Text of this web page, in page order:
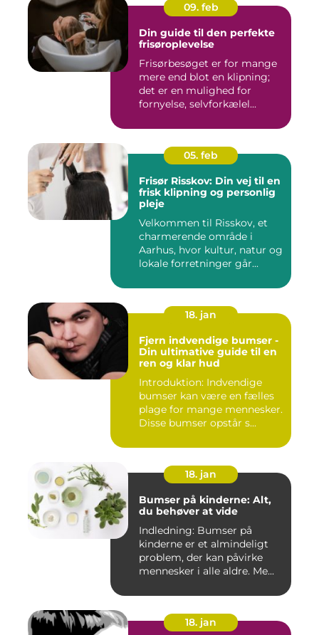
09. feb
Din guide til den perfekte
frisøroplevelse
Frisørbesøget er for mange
mere end blot en klipning;
det er en mulighed for
fornyelse, selvforkælel...
05. feb
Frisør Risskov: Din vej til en
frisk klipning og personlig
pleje
Velkommen til Risskov, et
charmerende område i
Aarhus, hvor kultur, natur og
lokale forretninger går...
18. jan
Fjern indvendige bumser -
Din ultimative guide til en
ren og klar hud
Introduktion: Indvendige
bumser kan være en fælles
plage for mange mennesker.
Disse bumser opstår s...
18. jan
Bumser på kinderne: Alt,
du behøver at vide
Indledning: Bumser på
kinderne er et almindeligt
problem, der kan påvirke
mennesker i alle aldre. Me...
18. jan